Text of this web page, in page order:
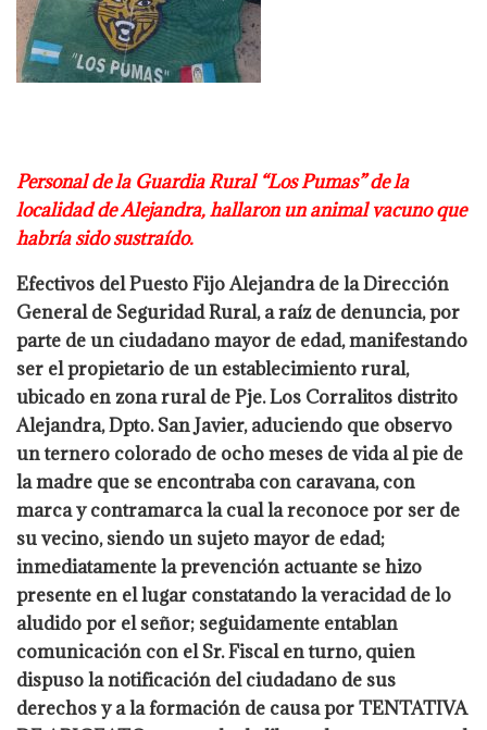
Personal de la Guardia Rural “Los Pumas” de la
localidad de Alejandra, hallaron unanimal vacuno que
habría sido sustraído.
Efectivos del Puesto Fijo Alejandra de la Dirección
General de Seguridad Rural, a raíz de denuncia, por
parte de un ciudadano mayor de edad, manifestando
ser el propietario de un establecimiento rural,
ubicado en zona rural de Pje.Los Corralitos distrito
Alejandra,Dpto. San Javier, aduciendo que observo
un ternero colorado de ocho meses devida al pie de
la madre que se encontraba con caravana, con
marca y contramarcala cual la reconoce por ser de
su vecino, siendo un sujeto mayor de edad;
inmediatamente la prevención actuante se hizo
presente en el lugar constatando laveracidad de lo
aludido por el señor; seguidamente entablan
comunicación con el Sr. Fiscalen turno, quien
dispuso la notificación del ciudadano de sus
derechos y a la formación de causa por TENTATIVA